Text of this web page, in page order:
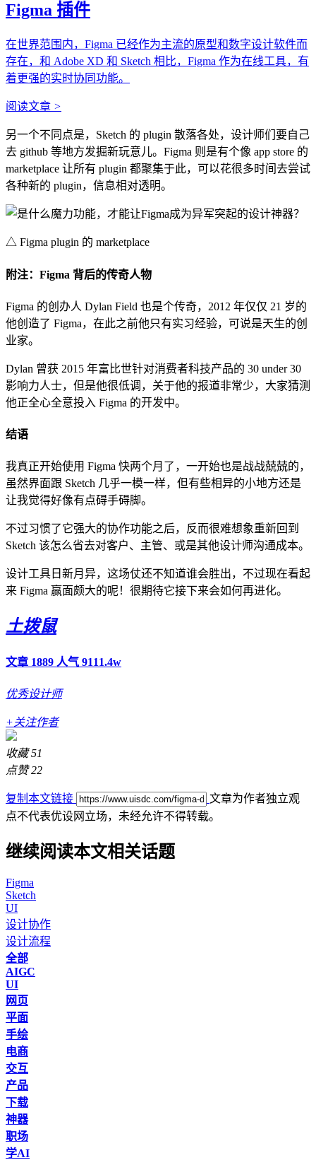
Figma 插件
在世界范围内，Figma 已经作为主流的原型和数字设计软件而
存在，和 Adobe XD 和 Sketch 相比，Figma 作为在线工具，有
着更强的实时协同功能。
阅读文章 >
另一个不同点是，Sketch 的 plugin 散落各处，设计师们要自己
去 github 等地方发掘新玩意儿。Figma 则是有个像 app store 的
marketplace 让所有 plugin 都聚集于此，可以花很多时间去尝试
各种新的 plugin，信息相对透明。
△ Figma plugin 的 marketplace
附注：Figma 背后的传奇人物
Figma 的创办人 Dylan Field 也是个传奇，2012 年仅仅 21 岁的
他创造了 Figma，在此之前他只有实习经验，可说是天生的创
业家。
Dylan 曾获 2015 年富比世针对消费者科技产品的 30 under 30
影响力人士，但是他很低调，关于他的报道非常少，大家猜测
他正全心全意投入 Figma 的开发中。
结语
我真正开始使用 Figma 快两个月了，一开始也是战战兢兢的，
虽然界面跟 Sketch 几乎一模一样，但有些相异的小地方还是
让我觉得好像有点碍手碍脚。
不过习惯了它强大的协作功能之后，反而很难想象重新回到
Sketch 该怎么省去对客户、主管、或是其他设计师沟通成本。
设计工具日新月异，这场仗还不知道谁会胜出，不过现在看起
来 Figma 赢面颇大的呢！很期待它接下来会如何再进化。
土拨鼠
文章 1889 人气 9111.4w
优秀设计师
+关注作者
收藏 51
点赞 22
复制本文链接
文章为作者独立观
点不代表优设网立场， 未经允许不得转载。
继续阅读本文相关话题
Figma
Sketch
UI
设计协作
设计流程
全部
AIGC
UI
网页
平面
手绘
电商
交互
产品
下载
神器
职场
学AI